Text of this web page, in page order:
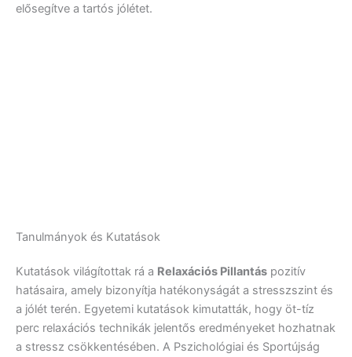
elősegítve a tartós jólétet.
Tanulmányok és Kutatások
Kutatások világítottak rá a Relaxációs Pillantás pozitív
hatásaira, amely bizonyítja hatékonyságát a stresszszint és
a jólét terén. Egyetemi kutatások kimutatták, hogy öt-tíz
perc relaxációs technikák jelentős eredményeket hozhatnak
a stressz csökkentésében. A Pszichológiai és Sportújság